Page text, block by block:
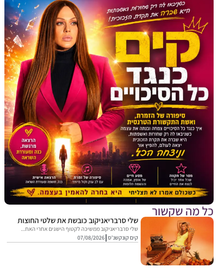
שקשור
שלי סרבריאניקוב כובשת את שלטי החוצות
שלי סרבריאניקוב ממשיכה לקטוף הישגים אחרי האח...
קים קונקשנ'ס 07/08/2026